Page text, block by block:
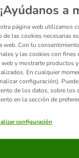
a
encontrar tiendas
seguir comprando tus
tendrás que crear
de acceso actuales.
puedas disfrutar de
de ese país. Por
de entrega.
de la página de inicio,
¡Ayúdanos a
página web utilizamos
de las cookies necesarias
web. Con tu
y las cookies con fines
web y mostrarte productos
En cualquier
configuración).
de los datos, sobre los
en la sección de
configuración